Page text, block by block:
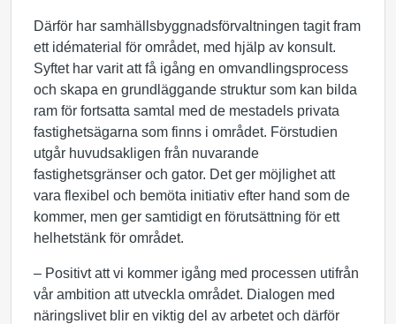
Därför har samhällsbyggnadsförvaltningen tagit fram
ett idématerial för området, med hjälp av konsult.
Syftet har varit att få igång en omvandlingsprocess
och skapa en grundläggande struktur som kan bilda
ram för fortsatta samtal med de mestadels privata
fastighetsägarna som finns i området. Förstudien
utgår huvudsakligen från nuvarande
fastighetsgränser och gator. Det ger möjlighet att
vara flexibel och bemöta initiativ efter hand som de
kommer, men ger samtidigt en förutsättning för ett
helhetstänk för området.
– Positivt att vi kommer igång med processen utifrån
vår ambition att utveckla området. Dialogen med
näringslivet blir en viktig del av arbetet och därför